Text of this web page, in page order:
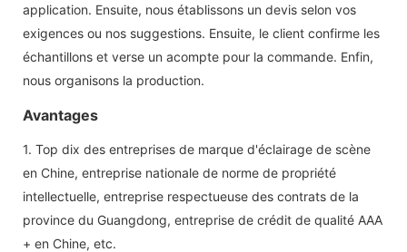
application. Ensuite, nous établissons un devis selon vos
exigences ou nos suggestions. Ensuite, le client confirme les
échantillons et verse un acompte pour la commande. Enfin,
nous organisons la production.
Avantages
1. Top dix des entreprises de marque d'éclairage de scène
en Chine, entreprise nationale de norme de propriété
intellectuelle, entreprise respectueuse des contrats de la
province du Guangdong, entreprise de crédit de qualité AAA
+ en Chine, etc.